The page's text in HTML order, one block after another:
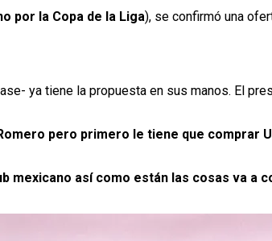
por la Copa de la Liga), se confirmó una
ya tiene la propuesta en sus manos. El
pero primero le tiene que comprar
mexicano así como están las cosas va a